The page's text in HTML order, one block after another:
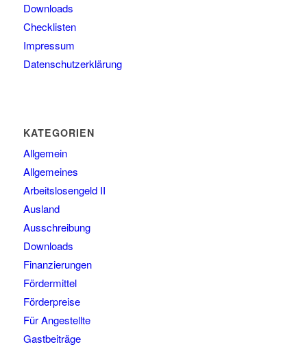
Downloads
Checklisten
Impressum
Datenschutzerklärung
KATEGORIEN
Allgemein
Allgemeines
Arbeitslosengeld II
Ausland
Ausschreibung
Downloads
Finanzierungen
Fördermittel
Förderpreise
Für Angestellte
Gastbeiträge